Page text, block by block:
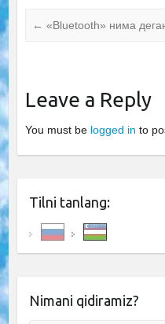
← «Bluetooth» нима
Leave a Reply
You must be logged in to
Tilni tanlang:
Nimani qidiramiz?